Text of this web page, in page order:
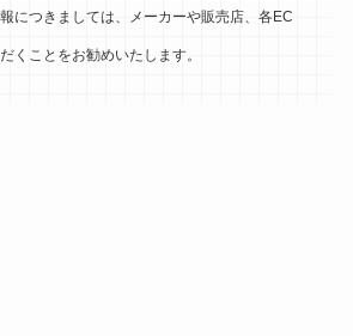
につきましては、メーカーや販売店、各EC
くことをお勧めいたします。